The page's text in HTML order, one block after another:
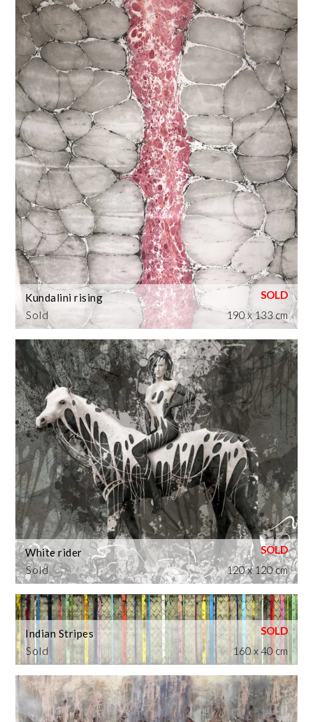
Sold
Kundalini rising
190 x 133 cm
Sold
White rider
120 x 120 cm
Sold
Indian Stripes
160 x 40 cm